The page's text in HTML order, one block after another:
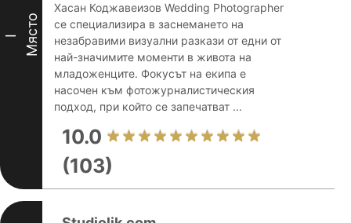
I Място
Хасан Коджавеизов Wedding Photographer
се специализира в заснемането на
незабравими визуални разкази от едни от
най-значимите моменти в живота на
младоженците. Фокусът на екипа е
насочен към фотожурналистическия
подход, при който се запечатват ...
10.0
(103)